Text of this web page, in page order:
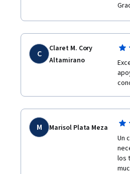
C
Claret M. Cory
Altamirano
M Marisol Plata Meza
Un
los